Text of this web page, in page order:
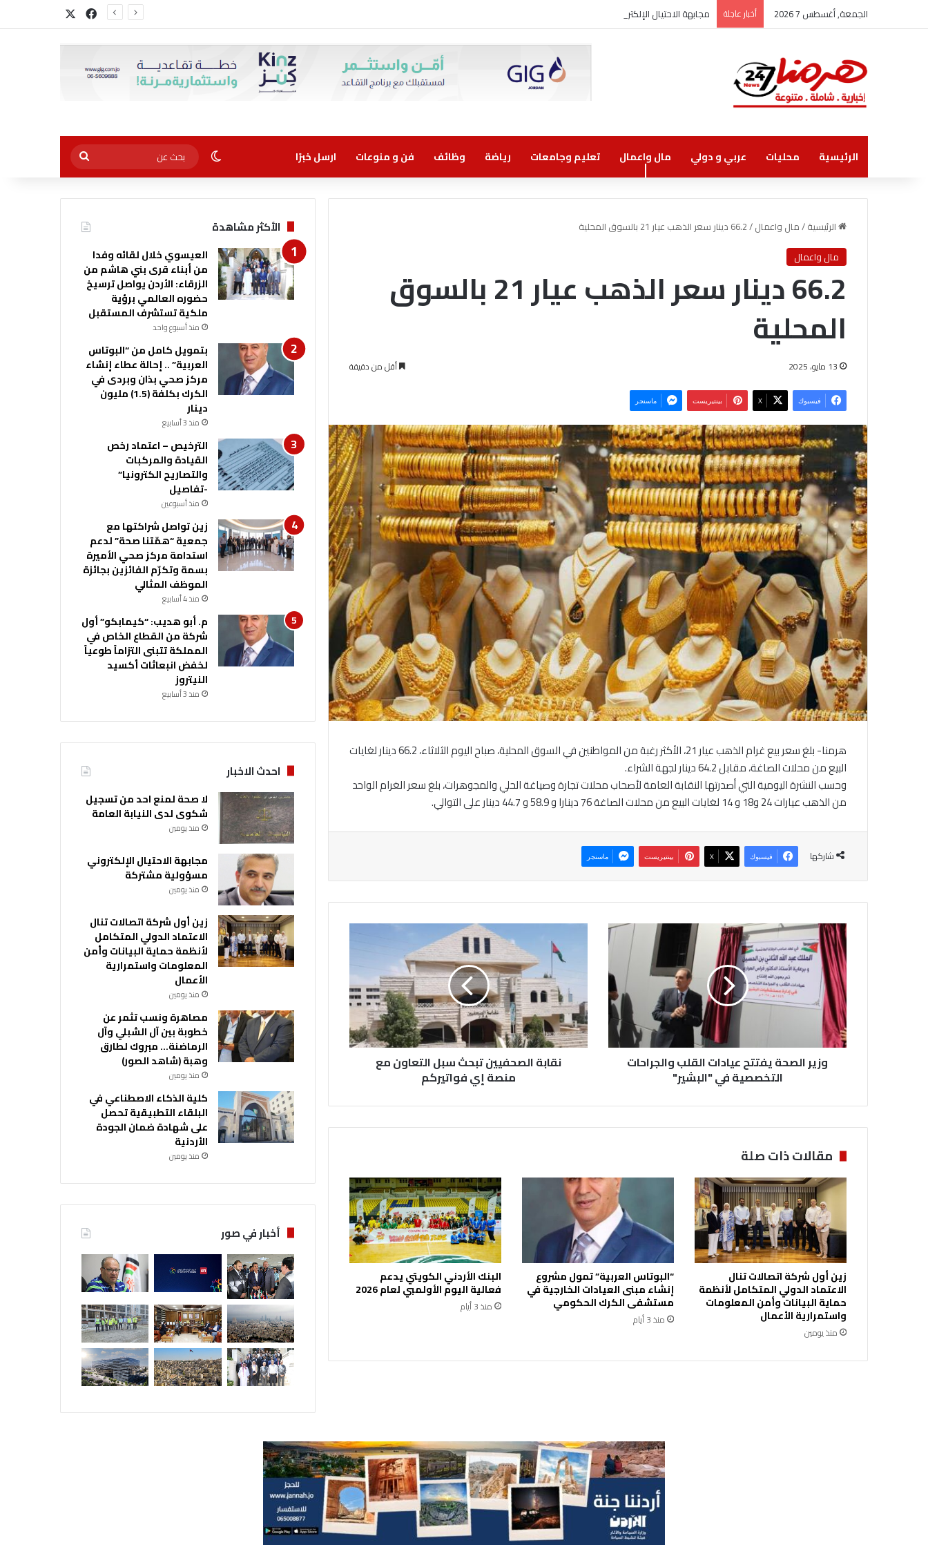
الجمعة, أغسطس 7 2026 أخبار عاجلة مجابهة الاحتيال الإلكتروني مسؤولية مشتركة فيسبوك
الرئيسية محليات عربي و دولي مال واعمال تعليم وجامعات رياضة وظائف فن و منوعات ارسل خبرًا الوضع المظلم
بحث
عن
الرئيسية/مال واعمال/66.2 دينار سعر الذهب عيار 21 بالسوق المحلية
مال واعمال
66.2 دينار سعر الذهب عيار 21 بالسوق
المحلية
13 مايو، 2025 أقل من دقيقة
فيسبوك ‫X بينتيريست ماسنجر
هرمنا- بلغ سعر بيع غرام الذهب عيار 21، الأكثر رغبة من المواطنين في السوق المحلية، صباح اليوم الثلاثاء، 66.2 دينار لغايات
البيع من محلات الصاغة، مقابل 64.2 دينار لجهة الشراء.
وحسب النشرة اليومية التي أصدرتها النقابة العامة لأصحاب محلات تجارة وصياغة الحلي والمجوهرات، بلغ سعر الغرام الواحد
من الذهب عيارات 24 و18 و 14 لغايات البيع من محلات الصاغة 76 دينارا و 58.9 و 44.7 دينار على التوالي.
شاركها فيسبوك ‫X بينتيريست ماسنجر
و
ز
ي
ر
ا
ل
ص
ح
ة
ت
ع
ي
ا
د
ل
ل
ب
و
ا
ل
ج
ا
وزير الصحة يفتتح عيادات القلب والجراحات
التخصصية في "البشير"
ا
ل
ص
ح
ن
ب
س
ب
ل
ا
ل
ت
ع
ا
و
ن
ن
ف
و
ا
ت
ي
ر
نقابة الصحفيين تبحث سبل التعاون مع
منصة إي فواتيركم
مقالات ذات صلة
زين أول شركة اتصالات تنال
الاعتماد الدولي المتكامل لأنظمة
حماية البيانات وأمن المعلومات
واستمرارية الأعمال
منذ يومين
“البوتاس العربية” تمول مشروع
إنشاء مبنى العيادات الخارجية في
مستشفى الكرك الحكومي
منذ 3 أيام
البنك الأردني الكويتي يدعم
فعالية اليوم الأولمبي لعام 2026
منذ 3 أيام
الأكثر مشاهدة
العيسوي خلال لقائه وفدا
من أبناء قرى بني هاشم من
الزرقاء: الأردن يواصل ترسيخ
حضوره العالمي برؤية
ملكية تستشرف المستقبل
منذ أسبوع واحد
بتمويل كامل من “البوتاس
العربية” .. إحالة عطاء إنشاء
مركز صحي بذان وبردى في
الكرك بكلفة (1.5) مليون
دينار
منذ 3 أسابيع
الترخيص – اعتماد رخص
القيادة والمركبات
والتصاريح الكترونيا”
-تفاصيل
منذ أسبوعين
زين تواصل شراكتها مع
جمعية “همّتنا صحة” لدعم
استدامة مركز صحي الأميرة
بسمة وتكرّم الفائزين بجائزة
الموظف المثالي
منذ 4 أسابيع
م. أبو هديب: “كيمابكو” أول
شركة من القطاع الخاص في
المملكة تتبنى التزاماً طوعياً
لخفض انبعاثات أكسيد
النيتروز
منذ 3 أسابيع
احدث الاخبار
لا صحة لمنع احد من تسجيل
شكوى لدى النيابة العامة
منذ يومين
مجابهة الاحتيال الإلكتروني
مسؤولية مشتركة
منذ يومين
زين أول شركة اتصالات تنال
الاعتماد الدولي المتكامل
لأنظمة حماية البيانات وأمن
المعلومات واستمرارية
الأعمال
منذ يومين
مصاهرة ونسب تثمر عن
خطوبة بين آل الشبلي وآل
الرماضنة… مبروك لطارق
وهبة (شاهد الصور)
منذ يومين
كلية الذكاء الاصطناعي في
البلقاء التطبيقية تحصل
على شهادة ضمان الجودة
الأردنية
منذ يومين
أخبار في صور